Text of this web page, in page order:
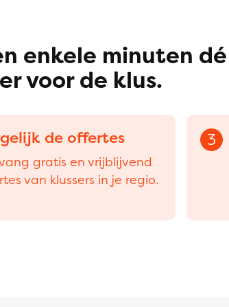
enkele minuten dé
voor de klus.
de offertes
gratis en vrijblijvend
van klussers in je regio.
3